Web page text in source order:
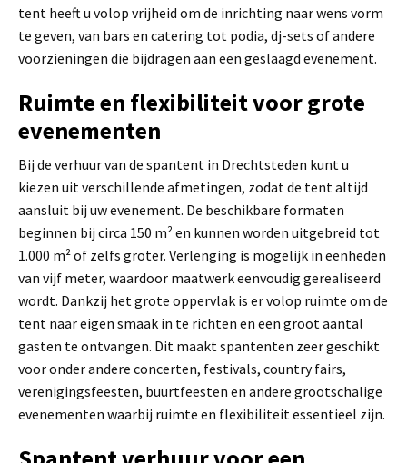
tent heeft u volop vrijheid om de inrichting naar wens vorm
te geven, van bars en catering tot podia, dj-sets of andere
voorzieningen die bijdragen aan een geslaagd evenement.
Ruimte en flexibiliteit voor grote
evenementen
Bij de verhuur van de spantent in Drechtsteden kunt u
kiezen uit verschillende afmetingen, zodat de tent altijd
aansluit bij uw evenement. De beschikbare formaten
beginnen bij circa 150 m² en kunnen worden uitgebreid tot
1.000 m² of zelfs groter. Verlenging is mogelijk in eenheden
van vijf meter, waardoor maatwerk eenvoudig gerealiseerd
wordt. Dankzij het grote oppervlak is er volop ruimte om de
tent naar eigen smaak in te richten en een groot aantal
gasten te ontvangen. Dit maakt spantenten zeer geschikt
voor onder andere concerten, festivals, country fairs,
verenigingsfeesten, buurtfeesten en andere grootschalige
evenementen waarbij ruimte en flexibiliteit essentieel zijn.